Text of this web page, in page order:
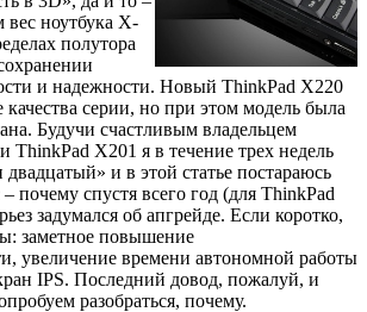
вес ноутбука X-
полутора
и надежности. Новый ThinkPad X220
серии, но при этом модель была
Будучи счастливым владельцем
ThinkPad X201 я в течение трех недель
и в этой статье постараюсь
почему спустя всего год (для ThinkPad
задумался об апгрейде. Если коротко,
заметное повышение
увеличение времени автономной работы
IPS. Последний довод, пожалуй, и
разобраться, почему.